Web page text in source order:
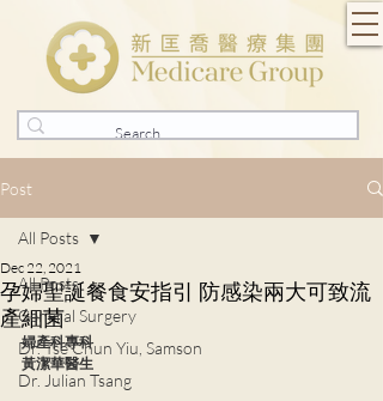
Post
All Posts
General Surgery
Dr. Tse Chun Yiu, Samson
Dr. Julian Tsang
All Posts
孕婦聖誕餐食安指引 防感染兩大可致流
產細菌
Dec 22, 2021
婦產科專科
黃潔華醫生